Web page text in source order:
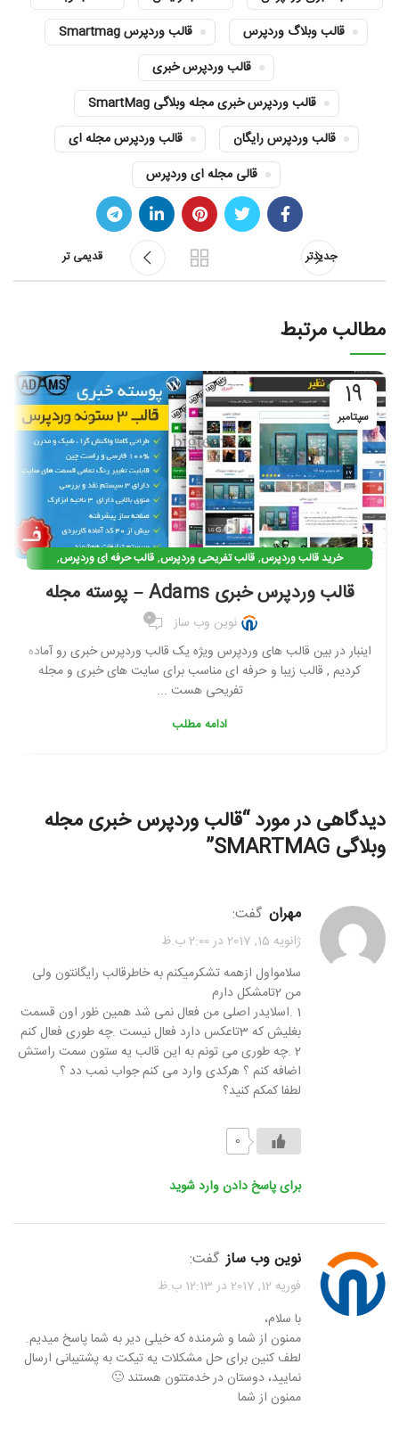
قالب وبلاگ وردپرس
قالب وردپرس Smartmag
قالب وردپرس خبری
قالب وردپرس خبری مجله وبلاگی SmartMag
قالب وردپرس رایگان
قالب وردپرس مجله ای
قالی مجله ای وردپرس
جدیدتر قدیمی تر
مطالب مرتبط
19
سپتامبر
خرید قالب وردپرس,قالب تفریحی وردپرس,قالب حرفه ای وردپرس,
قالب خبری وردپرس قالب مجله خبری وردپرس قالب نمونه کار وردپرس
قالب وردپرس, قالب وردپرس بازی,قالب وردپرس خبری
,قالب وردپرس مجله خبری,
قالب وردپرس وبلاگی, قالب وردپرس ویژه
قالب وردپرس خبری Adams – پوسته مجله
نوین وب ساز 0
اینبار در بین قالب های وردپرس ویژه یک قالب وردپرس خبری رو آماده
کردیم , قالب زیبا و حرفه ای مناسب برای سایت های خبری و مجله
تفریحی هست ...
ادامه مطلب
دیدگاهی در مورد “قالب وردپرس خبری مجله
وبلاگی SMARTMAG
”
مهران گفت:
ژانویه 15, 2017 در 2:00 ب.ظ
سلامواول ازهمه تشکرمیکنم به خاطرقالب رایگانتون ولی
من 2تامشکل دارم
1 .اسلایدر اصلی من فعال نمی شد همین ظور اون قسمت
بغلیش که 3تاعکس دارد فعال نیست .چه طوری فعال کنم
2 .چه طوری می تونم به این قالب یه ستون سمت راستش
اضافه کنم ؟ هرکدی وارد می کنم جواب نمب دد ؟
لطفا کمکم کنید؟
0
برای پاسخ دادن وارد شوید
نوین وب ساز گفت:
فوریه 12, 2017 در 12:13 ب.ظ
با سلام،
ممنون از شما و شرمنده که خیلی دیر به شما پاسخ میدیم.
لطف کنین برای حل مشکلات یه تیکت به پشتیبانی ارسال
نمایید، دوستان در خدمتتون هستند 🙂
ممنون از شما